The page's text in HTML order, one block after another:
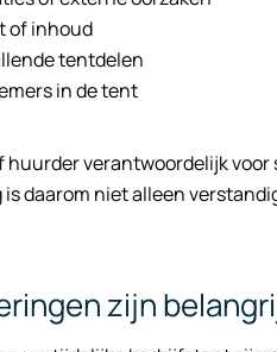
of inhoud
tentdelen
in de tent
huurder verantwoordelijk
daarom niet alleen
zijn